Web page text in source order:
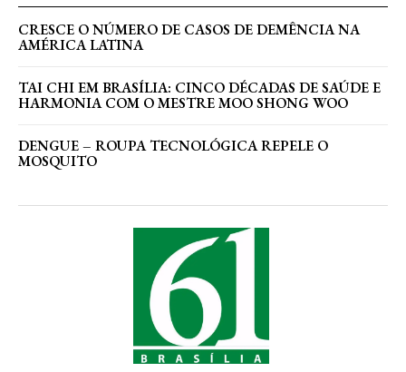
CRESCE O NÚMERO DE CASOS DE DEMÊNCIA NA
AMÉRICA LATINA
TAI CHI EM BRASÍLIA: CINCO DÉCADAS DE SAÚDE E
HARMONIA COM O MESTRE MOO SHONG WOO
DENGUE – ROUPA TECNOLÓGICA REPELE O
MOSQUITO